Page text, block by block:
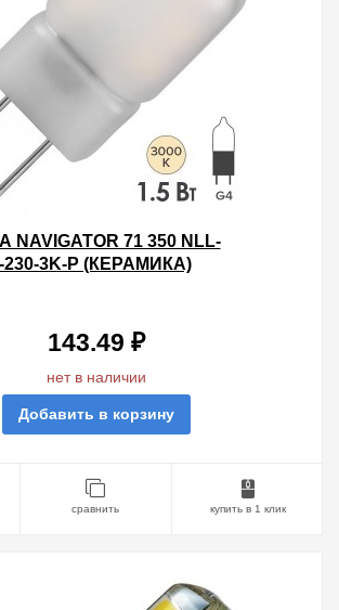
71 350 NLL-
230-3K-P (КЕРАМИКА)
143.49 ₽
нет в наличии
Добавить в корзину
сравнить купить в 1 клик